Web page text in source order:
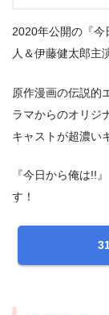
2020年公開の『今
人＆伊藤健太郎主
原作漫画の伝説的
ラマからのオリジ
キャストが超濃い
『今日から俺は!!
す！